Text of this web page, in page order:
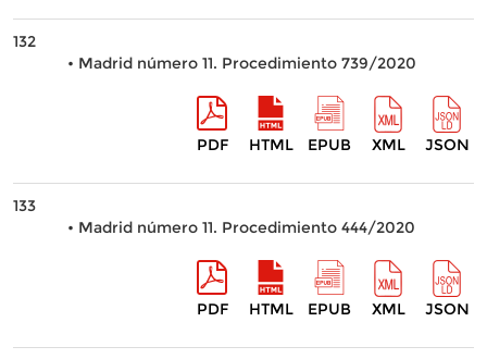
132
• Madrid número 11. Procedimiento 739/2020
PDF HTML EPUB XML JSON
133
• Madrid número 11. Procedimiento 444/2020
PDF HTML EPUB XML JSON